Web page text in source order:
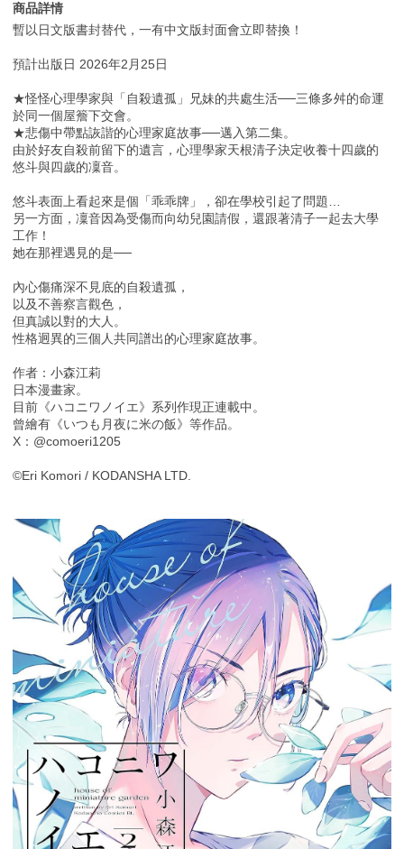
商品詳情
暫以日文版書封替代，一有中文版封面會立即替換！
預計出版日 2026年2月25日
★怪怪心理學家與「自殺遺孤」兄妹的共處生活──三條多舛的命運
於同一個屋簷下交會。
★悲傷中帶點詼諧的心理家庭故事──邁入第二集。
由於好友自殺前留下的遺言，心理學家天根清子決定收養十四歲的
悠斗與四歲的凜音。
悠斗表面上看起來是個「乖乖牌」，卻在學校引起了問題…
另一方面，凜音因為受傷而向幼兒園請假，還跟著清子一起去大學
工作！
她在那裡遇見的是──
內心傷痛深不見底的自殺遺孤，
以及不善察言觀色，
但真誠以對的大人。
性格迥異的三個人共同譜出的心理家庭故事。
作者：小森江莉
日本漫畫家。
目前《ハコニワノイエ》系列作現正連載中。
曾繪有《いつも月夜に米の飯》等作品。
X：@comoeri1205
©Eri Komori / KODANSHA LTD.